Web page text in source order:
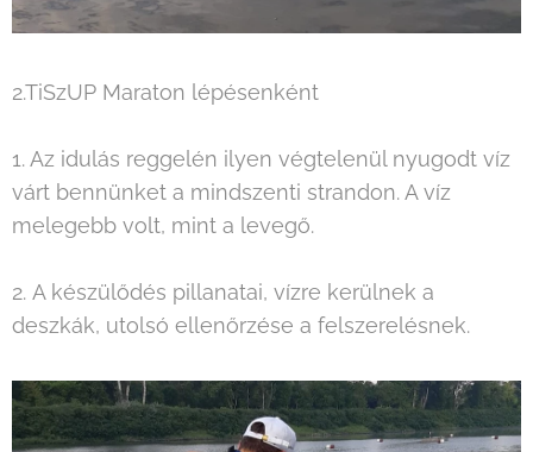
2.TiSzUP Maraton lépésenként
1. Az idulás reggelén ilyen végtelenül nyugodt víz
várt bennünket a mindszenti strandon. A víz
melegebb volt, mint a levegő.
2. A készülődés pillanatai, vízre kerülnek a
deszkák, utolsó ellenőrzése a felszerelésnek.